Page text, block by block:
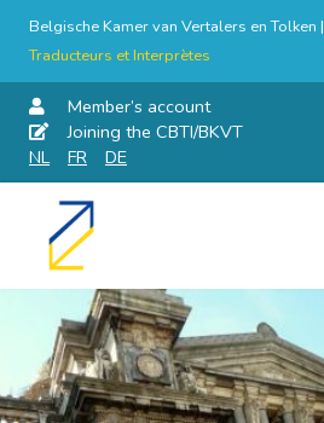
Belgische Kamer van Vertalers en Tolken |
Traducteurs et Interprètes
Member’s account
Joining the CBTI/BKVT
NL
FR DE
Skip